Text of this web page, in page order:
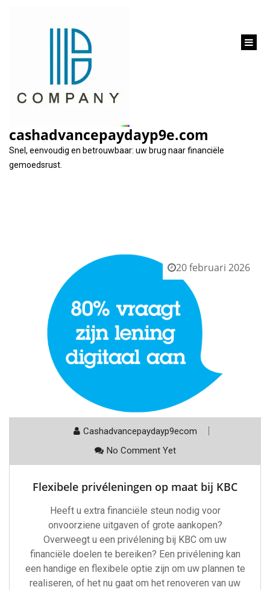
cashadvancepaydayp9e.com
Snel, eenvoudig en betrouwbaar: uw brug naar financiële
gemoedsrust.
Categorie:
20 februari 2026
Cashadvancepaydayp9ecom
No Comment Yet
Flexibele privéleningen op maat bij KBC
Heeft u extra financiële steun nodig voor
onvoorziene uitgaven of grote aankopen?
Overweegt u een privélening bij KBC om uw
financiële doelen te bereiken? Een privélening kan
een handige en flexibele optie zijn om uw plannen te
realiseren, of het nu gaat om het renoveren van uw